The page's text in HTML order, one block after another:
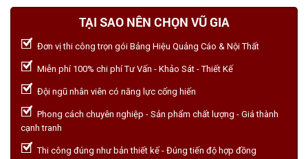
TẠI SAO NÊN CHỌN VŨ GIA
Đơn vị thi công trọn gói Bảng Hiệu Quảng Cáo & Nội Thất
Miễn phí 100% chi phí Tư Vấn - Khảo Sát - Thiết Kế
Đội ngũ nhân viên có năng lực cống hiến
Phong cách chuyên nghiệp - Sản phẩm chất lượng - Giá thành
cạnh tranh
Thi công đúng như bản thiết kế - Đúng tiến độ hợp đồng